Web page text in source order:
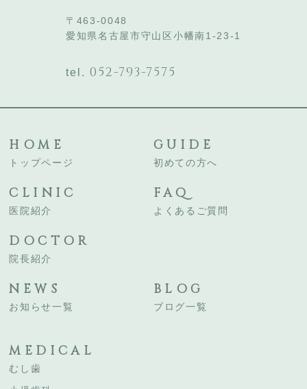
〒463-0048
愛知県名古屋市守山区小幡南1-23-1
tel. 052-793-7575
HOME
トップページ
CLINIC
医院紹介
DOCTOR
院長紹介
GUIDE
初めての方へ
FAQ
よくあるご質問
NEWS
お知らせ一覧
BLOG
ブログ一覧
MEDICAL
むし歯